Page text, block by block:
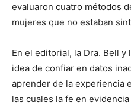
evaluaron cuatro métodos
mujeres que no estaban
En el editorial, la Dra. Bell y
idea de confiar en datos
aprender de la experiencia
las cuales la fe en